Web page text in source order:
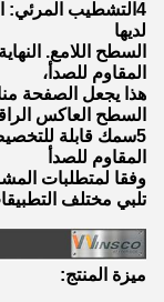
4التشطيب المرئي:
لديها
السطح اللامع.
المقاوم للصدأ،
هذا يجعل الصفحة
السطح العاكس
5سمك قابلة
المقاوم للصدأ
وفقا لمتطلبات
تلبي مختلف
ميزة المنتج: